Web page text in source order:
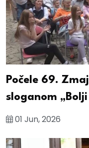
Počele 69.
sloganom
01 Jun, 2026